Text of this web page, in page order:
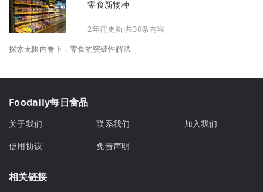
零食新物种
2年前更新·共30条内容
探索无限内卷下，零食的突破性解法
Foodaily每日食品
关于我们 联系我们
加入我们
使用协议
免责声明
相关链接